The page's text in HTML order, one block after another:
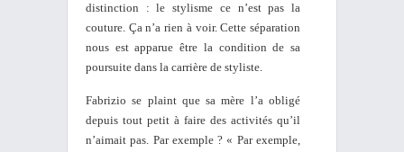
distinction : le stylisme ce n’est pas la
couture. Ça n’a rien à voir. Cette séparation
nous est apparue être la condition de sa
poursuite dans la carrière de styliste.
Fabrizio se plaint que sa mère l’a obligé
depuis tout petit à faire des activités qu’il
n’aimait pas. Par exemple ? « Par exemple,